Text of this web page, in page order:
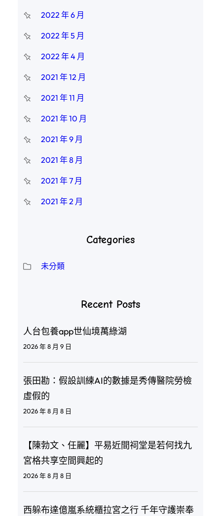
2022 年 6 月
2022 年 5 月
2022 年 4 月
2021 年 12 月
2021 年 11 月
2021 年 10 月
2021 年 9 月
2021 年 8 月
2021 年 7 月
2021 年 2 月
Categories
未分類
Recent Posts
人台包養app世仙境萬綠湖
2026 年 8 月 9 日
張田勘：假設訓練AI的數據是秀傳醫院勞檢
虛假的
2026 年 8 月 8 日
【陳勃文、任麗】平易近間祠堂是若何找九
宮格共享空間興起的
2026 年 8 月 8 日
西躲布達億嵐系統櫃拉宮之行 千年守護崇奉